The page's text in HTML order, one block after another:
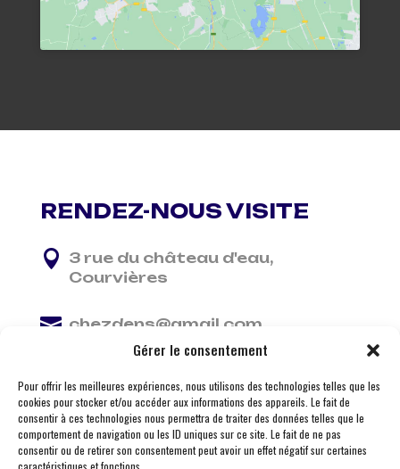
Gérer le consentement
Pour offrir les meilleures expériences, nous utilisons des technologies telles que les
cookies pour stocker et/ou accéder aux informations des appareils. Le fait de
consentir à ces technologies nous permettra de traiter des données telles que le
comportement de navigation ou les ID uniques sur ce site. Le fait de ne pas
consentir ou de retirer son consentement peut avoir un effet négatif sur certaines
caractéristiques et fonctions.
RENDEZ-NOUS VISITE
 3 rue du château d'eau,
Courvières
 chezdens@gmail.com